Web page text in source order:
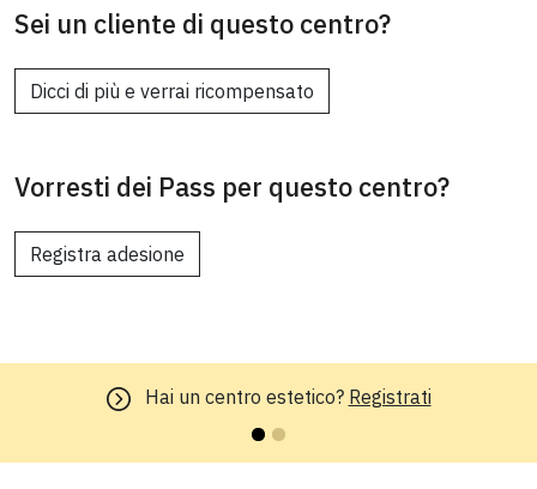
Sei un cliente di questo centro?
Dicci di più e verrai ricompensato
Vorresti dei Pass per questo centro?
Registra adesione
Hai un centro estetico? Registrati